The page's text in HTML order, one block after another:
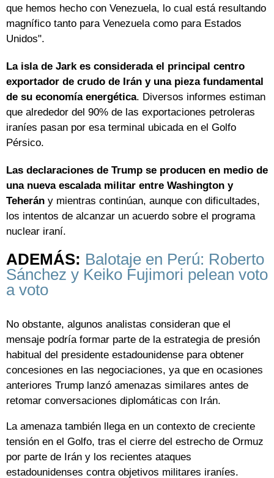
que hemos hecho con Venezuela, lo cual está resultando
magnífico tanto para Venezuela como para Estados
Unidos".
La isla de Jark es considerada el principal centro
exportador de crudo de Irán y una pieza fundamental
de su economía energética. Diversos informes estiman
que alrededor del 90% de las exportaciones petroleras
iraníes pasan por esa terminal ubicada en el Golfo
Pérsico.
Las declaraciones de Trump se producen en medio de
una nueva escalada militar entre Washington y
Teherán y mientras continúan, aunque con dificultades,
los intentos de alcanzar un acuerdo sobre el programa
nuclear iraní.
ADEMÁS: Balotaje en Perú: Roberto
Sánchez y Keiko Fujimori pelean voto
a voto
No obstante, algunos analistas consideran que el
mensaje podría formar parte de la estrategia de presión
habitual del presidente estadounidense para obtener
concesiones en las negociaciones, ya que en ocasiones
anteriores Trump lanzó amenazas similares antes de
retomar conversaciones diplomáticas con Irán.
La amenaza también llega en un contexto de creciente
tensión en el Golfo, tras el cierre del estrecho de Ormuz
por parte de Irán y los recientes ataques
estadounidenses contra objetivos militares iraníes.